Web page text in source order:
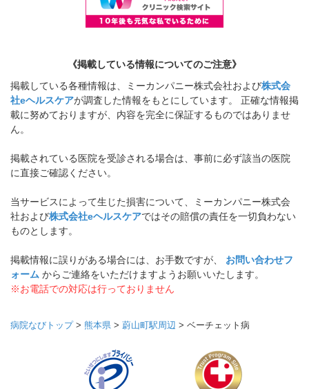
《掲載している情報についてのご注意》
掲載している各種情報は、ミーカンパニー株式会社および株式会
社eヘルスケアが調査した情報をもとにしています。 正確な情報掲
載に努めておりますが、内容を完全に保証するものではありませ
ん。
掲載されている医院を受診される場合は、事前に必ず該当の医院
に直接ご確認ください。
当サービスによって生じた損害について、ミーカンパニー株式会
社および株式会社eヘルスケアではその賠償の責任を一切負わない
ものとします。
掲載情報に誤りがある場合には、お手数ですが、 お問い合わせフ
ォーム からご連絡をいただけますようお願いいたします。
※お電話での対応は行っておりません
病院なびトップ> 熊本県 > 蔚山町駅周辺 > ベーチェット病